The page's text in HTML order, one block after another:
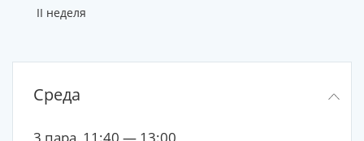
II неделя
Среда
3 пара, 11:40 — 13:00